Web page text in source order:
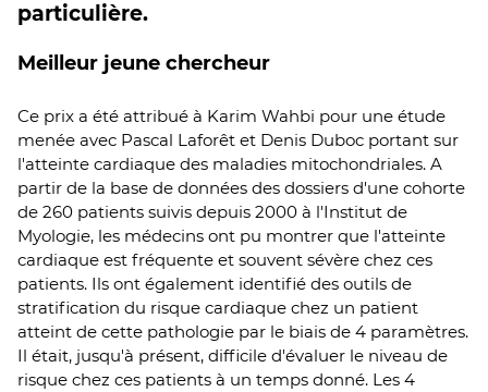
particulière.
Meilleur jeune chercheur
Ce prix a été attribué à Karim Wahbi pour une étude
menée avec Pascal Laforêt et Denis Duboc portant sur
l'atteinte cardiaque des maladies mitochondriales. A
partir de la base de données des dossiers d'une cohorte
de 260 patients suivis depuis 2000 à l'Institut de
Myologie, les médecins ont pu montrer que l'atteinte
cardiaque est fréquente et souvent sévère chez ces
patients. Ils ont également identifié des outils de
stratification du risque cardiaque chez un patient
atteint de cette pathologie par le biais de 4 paramètres.
Il était, jusqu'à présent, difficile d'évaluer le niveau de
risque chez ces patients à un temps donné. Les 4